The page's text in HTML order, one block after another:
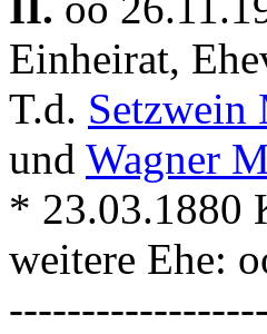
Einheirat,
T.d. Setzwein
und Wagner
* 23.03.1880
weitere Ehe: